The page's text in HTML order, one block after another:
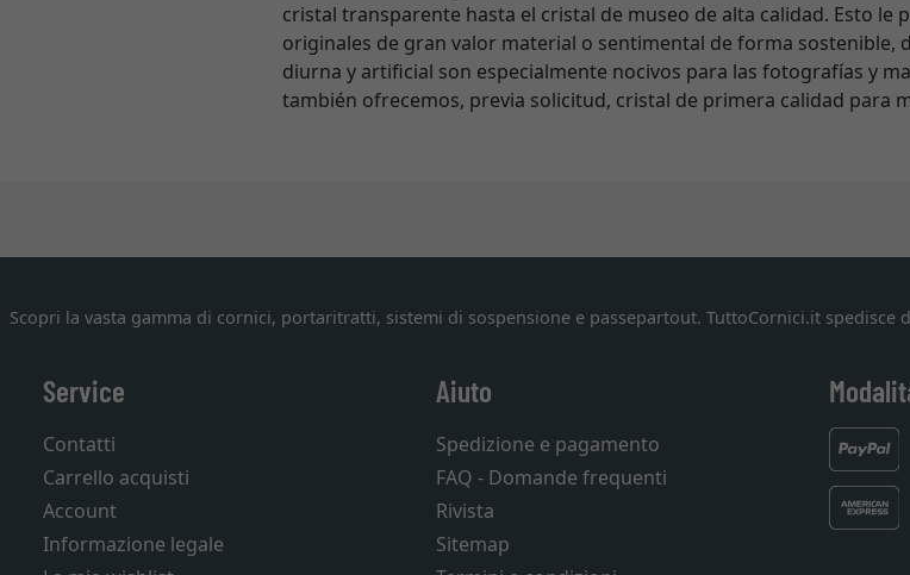
cristal transparente hasta el cristal de museo de alta calidad. Esto
originales de gran valor material o sentimental de forma sostenible,
diurna y artificial son especialmente nocivos para las fotografías y
también ofrecemos, previa solicitud, cristal de primera calidad para
Scopri la vasta gamma di cornici, portaritratti, sistemi di sospensione e passepartout. TuttoCornici.it spedisce
Service
Contatti
Carrello acquisti
Account
Informazione legale
Aiuto
Spedizione e pagamento
FAQ - Domande frequenti
Rivista
Sitemap